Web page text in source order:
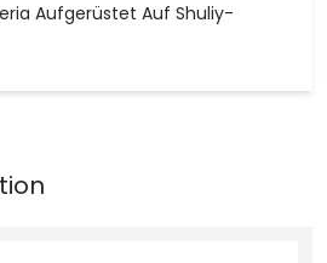
Aufgerüstet Auf Shuliy-